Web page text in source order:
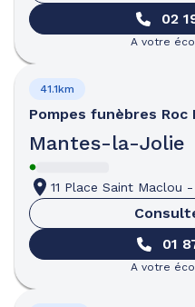
02
A votre
Pompes funèbres Roc
Mantes-la-Jolie
41.1km
11 Place Saint Maclou -
01
A votre